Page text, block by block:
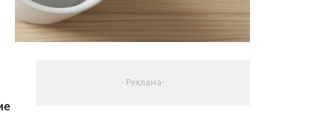
- Реклама-